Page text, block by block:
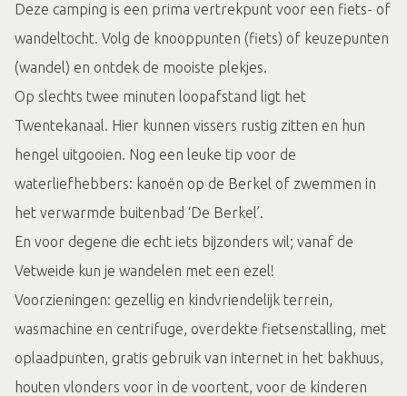
Deze camping is een prima vertrekpunt voor een fiets- of
wandeltocht. Volg de knooppunten (fiets) of keuzepunten
(wandel) en ontdek de mooiste plekjes.
Op slechts twee minuten loopafstand ligt het
Twentekanaal. Hier kunnen vissers rustig zitten en hun
hengel uitgooien. Nog een leuke tip voor de
waterliefhebbers: kanoën op de Berkel of zwemmen in
het verwarmde buitenbad ‘De Berkel’.
En voor degene die echt iets bijzonders wil; vanaf de
Vetweide kun je wandelen met een ezel!
Voorzieningen: gezellig en kindvriendelijk terrein,
wasmachine en centrifuge, overdekte fietsenstalling, met
oplaadpunten, gratis gebruik van internet in het bakhuus,
houten vlonders voor in de voortent, voor de kinderen